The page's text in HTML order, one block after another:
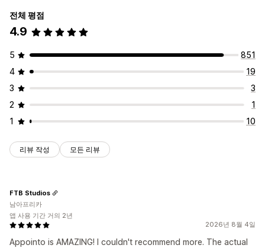
전체 평점
4.9
5
851
4
19
3
3
2
1
1
10
리뷰 작성 모든 리뷰
2026년 8월 4일
Appointo is AMAZING! I couldn't recommend more. The actual
FTB Studios
남아프리카
앱 사용 기간 거의 2년